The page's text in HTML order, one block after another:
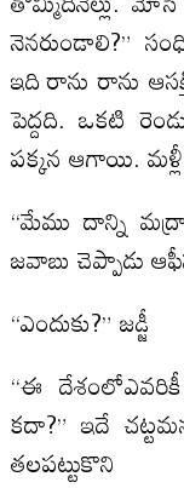
నెనరుండాలి?”
ఇది రాను రాను
పెద్దది. ఒకటి
పక్కన ఆగాయి. మళ్లీ
“మేము దాన్ని
జవాబు చెప్పాడు
“ఎందుకు?” జడ్జీ
“ఈ దేశంలోఎవరికీ
కదా?” ఇదే
తలపట్టుకొని